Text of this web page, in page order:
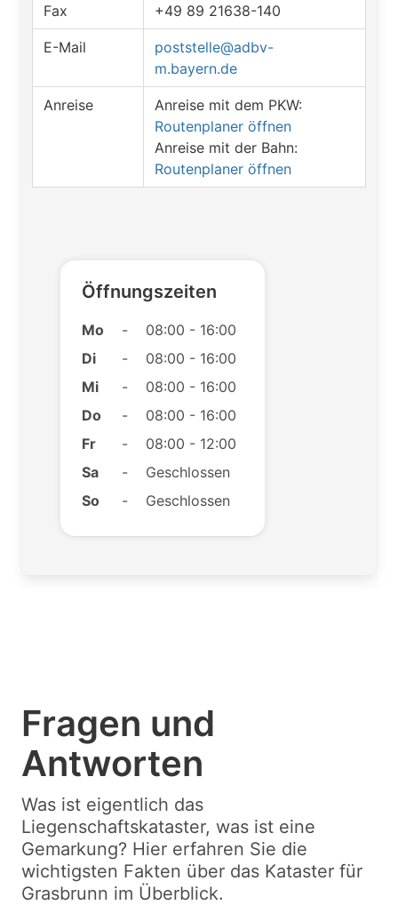
Fax +49 89 21638-140
E-Mail
poststelle@adbv-
m.bayern.de
Anreise
Anreise mit dem PKW:
Routenplaner öffnen
Anreise mit der Bahn:
Routenplaner öffnen
Öffnungszeiten
Mo -
08:00 - 16:00
Di
-
08:00 - 16:00
Mi
-
08:00 - 16:00
Do
-
08:00 - 16:00
Fr
-
08:00 - 12:00
Sa
-
Geschlossen
So
- Geschlossen
Fragen und
Antworten
Was ist eigentlich das
Liegenschaftskataster, was ist eine
Gemarkung? Hier erfahren Sie die
wichtigsten Fakten über das Kataster für
Grasbrunn im Überblick.